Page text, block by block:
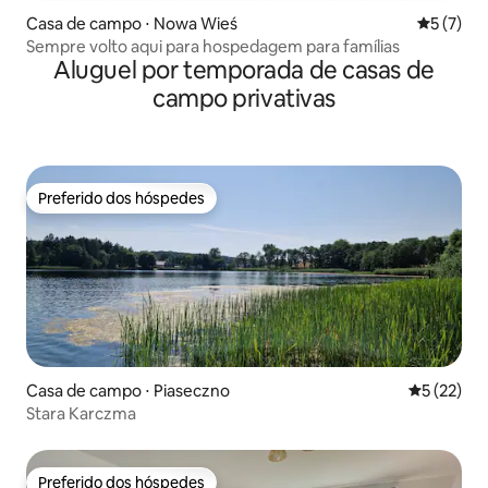
Casa de campo ⋅ Nowa Wieś 5 de
5 (7)
Sempre volto aqui para hospedagem para famílias
Aluguel por temporada de casas de
campo privativas
Preferido dos hóspedes
Preferido dos hóspedes
Casa de campo ⋅ Piaseczno 5 de uma
5 (22)
Stara Karczma
Preferido dos hóspedes